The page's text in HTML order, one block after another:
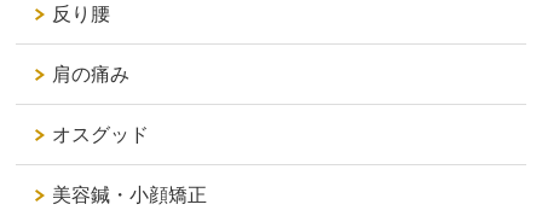
反り腰
肩の痛み
オスグッド
美容鍼・小顔矯正